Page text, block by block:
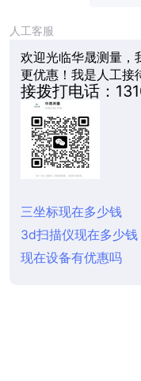
人工客服
欢迎光临华晟测量，
更优惠！我是人工接
接拨打电话：
三坐标现在多少钱
3d扫描仪现在多少钱
现在设备有优惠吗